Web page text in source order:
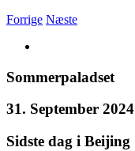
Forrige Næste
billede
Sommerpaladset
31. September 2024
Sidste dag i Beijing